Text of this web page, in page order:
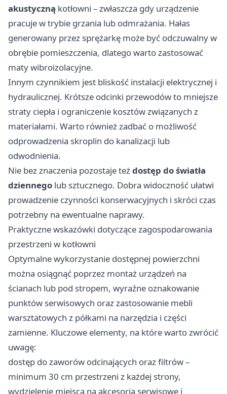
akustyczną kotłowni – zwłaszcza gdy urządzenie
pracuje w trybie grzania lub odmrażania. Hałas
generowany przez sprężarkę może być odczuwalny w
obrębie pomieszczenia, dlatego warto zastosować
maty wibroizolacyjne.
Innym czynnikiem jest bliskość instalacji elektrycznej i
hydraulicznej. Krótsze odcinki przewodów to mniejsze
straty ciepła i ograniczenie kosztów związanych z
materiałami. Warto również zadbać o możliwość
odprowadzenia skroplin do kanalizacji lub
odwodnienia.
Nie bez znaczenia pozostaje teżdostęp do światła
dziennego lub sztucznego. Dobra widoczność ułatwi
prowadzenie czynności konserwacyjnych i skróci czas
potrzebny na ewentualne naprawy.
Praktyczne wskazówki dotyczące zagospodarowania
przestrzeni w kotłowni
Optymalne wykorzystanie dostępnej powierzchni
można osiągnąć poprzez montaż urządzeń na
ścianach lub pod stropem, wyraźne oznakowanie
punktów serwisowych oraz zastosowanie mebli
warsztatowych z półkami na narzędzia i części
zamienne. Kluczowe elementy, na które warto zwrócić
uwagę:
dostęp do zaworów odcinających oraz filtrów –
minimum 30 cm przestrzeni z każdej strony,
wydzielenie miejsca na akcesoria serwisowe i